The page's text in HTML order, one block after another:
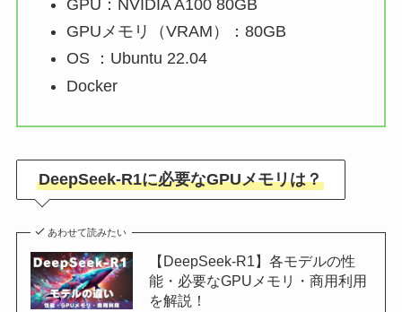
GPU：NVIDIA A100 80GB
GPUメモリ（VRAM）：80GB
OS ：Ubuntu 22.04
Docker
DeepSeek-R1に必要なGPUメモリは？
あわせて読みたい
【DeepSeek-R1】各モデルの性
能・必要なGPUメモリ・商用利用
を解説！